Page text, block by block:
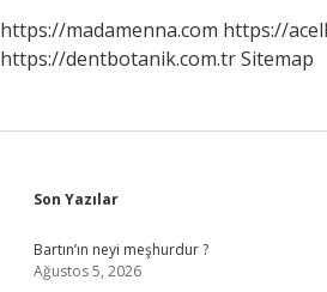
https://madamenna.com https://
https://dentbotanik.com.trSitemap
Sidebar
Son Yazılar
Bartın’ın neyi meşhurdur ?
Ağustos 5, 2026